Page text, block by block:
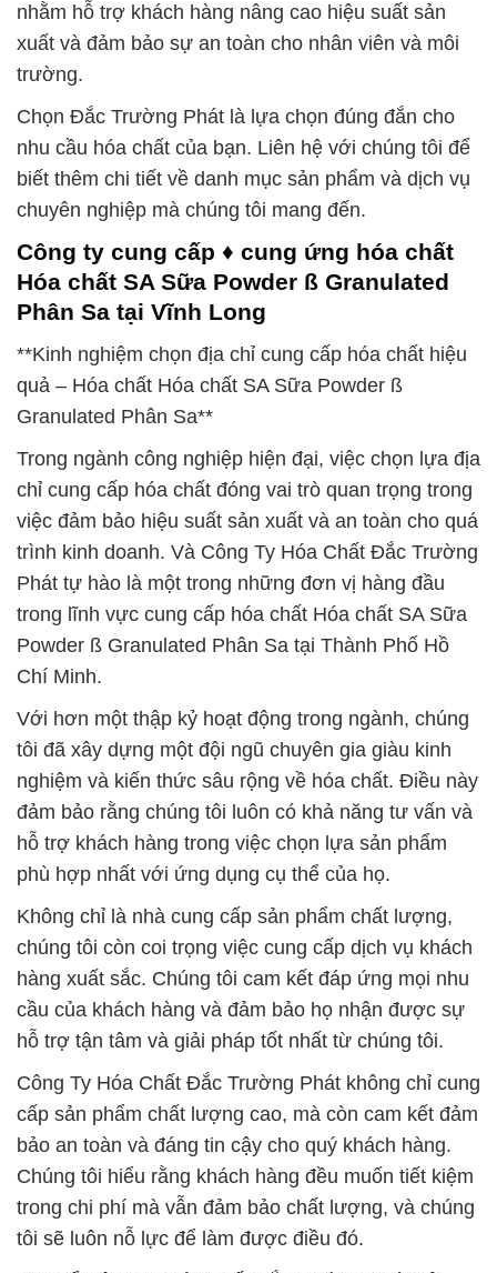
nhằm hỗ trợ khách hàng nâng cao hiệu suất sản
xuất và đảm bảo sự an toàn cho nhân viên và môi
trường.
Chọn Đắc Trường Phát là lựa chọn đúng đắn cho
nhu cầu hóa chất của bạn. Liên hệ với chúng tôi để
biết thêm chi tiết về danh mục sản phẩm và dịch vụ
chuyên nghiệp mà chúng tôi mang đến.
Công ty cung cấp ♦ cung ứng hóa chất
Hóa chất SA Sữa Powder ß Granulated
Phân Sa tại Vĩnh Long
**Kinh nghiệm chọn địa chỉ cung cấp hóa chất hiệu
quả – Hóa chất Hóa chất SA Sữa Powder ß
Granulated Phân Sa**
Trong ngành công nghiệp hiện đại, việc chọn lựa địa
chỉ cung cấp hóa chất đóng vai trò quan trọng trong
việc đảm bảo hiệu suất sản xuất và an toàn cho quá
trình kinh doanh. Và Công Ty Hóa Chất Đắc Trường
Phát tự hào là một trong những đơn vị hàng đầu
trong lĩnh vực cung cấp hóa chất Hóa chất SA Sữa
Powder ß Granulated Phân Sa tại Thành Phố Hồ
Chí Minh.
Với hơn một thập kỷ hoạt động trong ngành, chúng
tôi đã xây dựng một đội ngũ chuyên gia giàu kinh
nghiệm và kiến thức sâu rộng về hóa chất. Điều này
đảm bảo rằng chúng tôi luôn có khả năng tư vấn và
hỗ trợ khách hàng trong việc chọn lựa sản phẩm
phù hợp nhất với ứng dụng cụ thể của họ.
Không chỉ là nhà cung cấp sản phẩm chất lượng,
chúng tôi còn coi trọng việc cung cấp dịch vụ khách
hàng xuất sắc. Chúng tôi cam kết đáp ứng mọi nhu
cầu của khách hàng và đảm bảo họ nhận được sự
hỗ trợ tận tâm và giải pháp tốt nhất từ chúng tôi.
Công Ty Hóa Chất Đắc Trường Phát không chỉ cung
cấp sản phẩm chất lượng cao, mà còn cam kết đảm
bảo an toàn và đáng tin cậy cho quý khách hàng.
Chúng tôi hiểu rằng khách hàng đều muốn tiết kiệm
trong chi phí mà vẫn đảm bảo chất lượng, và chúng
tôi sẽ luôn nỗ lực để làm được điều đó.